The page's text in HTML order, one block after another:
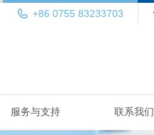
+86 0755 83233703
服务与支持 联系我们